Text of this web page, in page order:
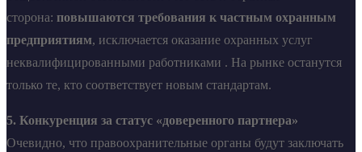
сторона: повышаются требования к частным охранным
предприятиям, исключается оказание охранных услуг
неквалифицированными работниками . На рынке останутся
только те, кто соответствует новым стандартам.
5. Конкуренция за статус «доверенного партнера»
Очевидно, что правоохранительные органы будут заключать